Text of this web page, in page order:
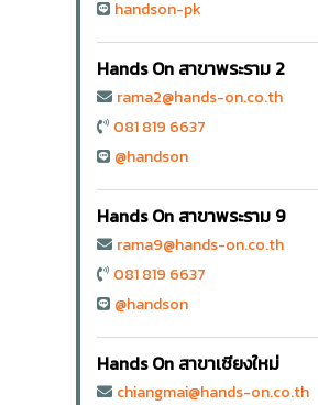
handson-pk
Hands On สาขาพระราม 2
rama2@hands-on.co.th
081 819 6637
@handson
Hands On สาขาพระราม 9
rama9@hands-on.co.th
081 819 6637
@handson
Hands On สาขาเชียงใหม่
chiangmai@hands-on.co.th